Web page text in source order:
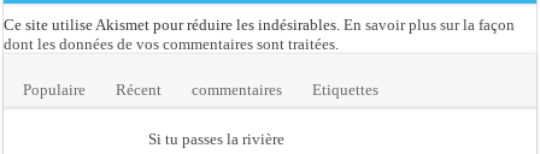
Ce site utilise Akismet pour réduire les indésirables.En savoir plus sur la façon
dont les données de vos commentaires sont traitées.
Populaire Récent commentaires Etiquettes
Si tu passes la rivière